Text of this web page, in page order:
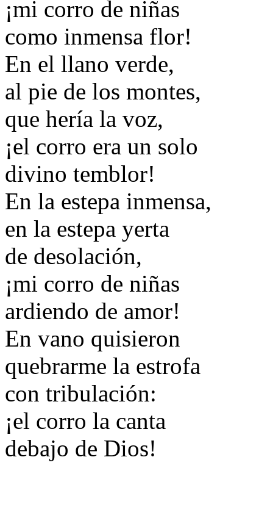
¡mi corro de niñas
como inmensa flor!
En el llano verde,
al pie de los montes,
que hería la voz,
¡el corro era un solo
divino temblor!
En la estepa inmensa,
en la estepa yerta
de desolación,
¡mi corro de niñas
ardiendo de amor!
En vano quisieron
quebrarme la estrofa
con tribulación:
¡el corro la canta
debajo de Dios!